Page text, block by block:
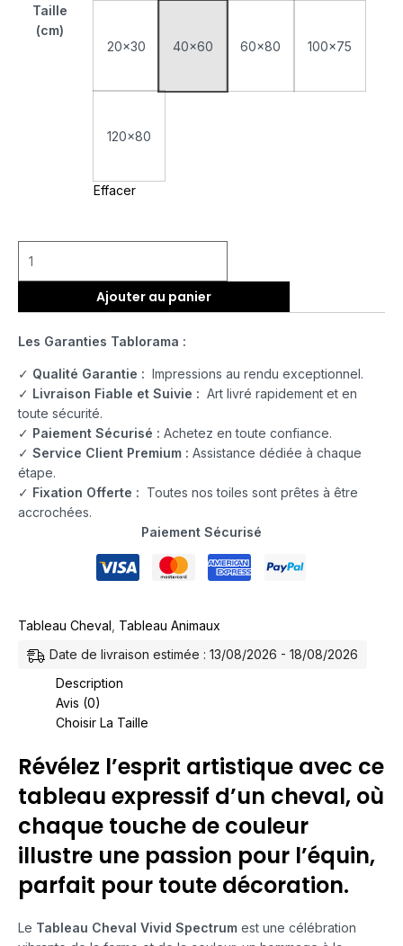
Taille
(cm)
20x30
40x60 60x80 100x75
120x80
Effacer
Ajouter au panier
Les Garanties Tablorama :
✓ Qualité Garantie : Impressions au rendu exceptionnel.
✓ Livraison Fiable et Suivie : Art livré rapidement et en
toute sécurité.
✓ Paiement Sécurisé : Achetez en toute confiance.
✓ Service Client Premium : Assistance dédiée à chaque
étape.
✓ Fixation Offerte : Toutes nos toiles sont prêtes à être
accrochées.
Paiement Sécurisé
Tableau Cheval Tableau Animaux
Date de livraison estimée : 13/08/2026 - 18/08/2026
Description
Avis (0)
Choisir La Taille
Révélez l’esprit artistique avec ce
tableau expressif d’un cheval, où
chaque touche de couleur
illustre une passion pour l’équin,
parfait pour toute décoration.
Le Tableau Cheval Vivid Spectrum est une célébration